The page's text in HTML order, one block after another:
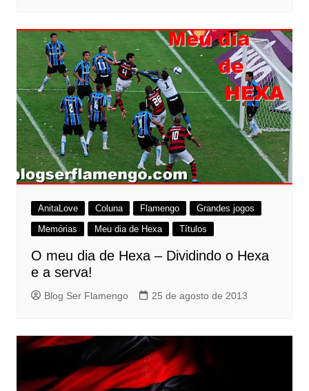
AnitaLove Coluna Flamengo
Grandes jogos
Memórias
Meu dia de Hexa Títulos
O meu dia de Hexa – Dividindo o Hexa
e a serva!
Blog Ser Flamengo 25 de agosto de 2013